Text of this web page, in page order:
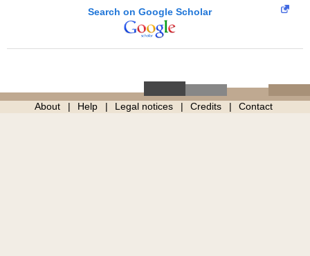
Search on Google Scholar
About Help Legal notices Credits Contact